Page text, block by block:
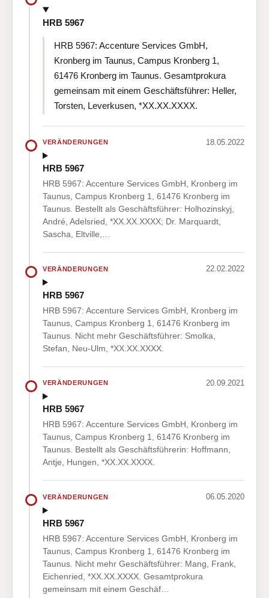
HRB 5967
HRB 5967: Accenture Services GmbH,
Kronberg im Taunus, Campus Kronberg 1,
61476 Kronberg im Taunus. Gesamtprokura
gemeinsam mit einem Geschäftsführer: Heller,
Torsten, Leverkusen, *XX.XX.XXXX.
VERÄNDERUNGEN 18.05.2022
HRB 5967
HRB 5967: Accenture Services GmbH, Kronberg im
Taunus, Campus Kronberg 1, 61476 Kronberg im
Taunus. Bestellt als Geschäftsführer: Holhozinskyj,
André, Adelsried, *XX.XX.XXXX; Dr. Marquardt,
Sascha, Eltville,…
VERÄNDERUNGEN 22.02.2022
HRB 5967
HRB 5967: Accenture Services GmbH, Kronberg im
Taunus, Campus Kronberg 1, 61476 Kronberg im
Taunus. Nicht mehr Geschäftsführer: Smolka,
Stefan, Neu-Ulm, *XX.XX.XXXX.
VERÄNDERUNGEN 20.09.2021
HRB 5967
HRB 5967: Accenture Services GmbH, Kronberg im
Taunus, Campus Kronberg 1, 61476 Kronberg im
Taunus. Bestellt als Geschäftsführerin: Hoffmann,
Antje, Hungen, *XX.XX.XXXX.
VERÄNDERUNGEN 06.05.2020
HRB 5967
HRB 5967: Accenture Services GmbH, Kronberg im
Taunus, Campus Kronberg 1, 61476 Kronberg im
Taunus. Nicht mehr Geschäftsführer: Mang, Frank,
Eichenried, *XX.XX.XXXX. Gesamtprokura
gemeinsam mit einem Geschäf…